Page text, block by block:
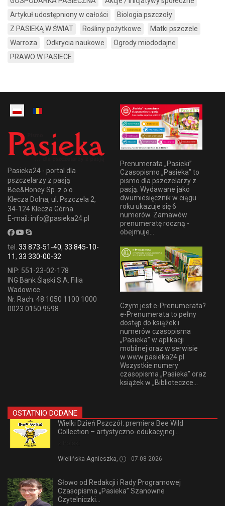
Artykuł udostępniony w całości
Biologia pszczoły
Z PASIEKĄ W ŚWIAT
Rośliny pożytkowe
Matki pszczele
Warroza
Odkrycia naukowe
Ogrody miododajne
PRAWO W PASIECE
Pasieka24 - portal dla
pszczelarzy z pasją
Bee&Honey Sp. z o.o.
Klecza Dolna, ul. Pszczela 2,
34-124 Klecza Górna
E-mail: info@pasieka24.pl
tel. 33 873-51-40, 33 845-10-
11, 33 330-00-32
NIP: 551-23-02-178
ING Bank Śląski S.A. Filia
Wadowice
Nr. Rach. 48 1050 1100 1000
0023 0150 9598
Prenumerata „Pasieki”
Czasopismo „Pasieka” to
pismo dla pszczelarzy z
pasją. Wydawane jako
dwumiesięcznik w ciągu
roku ukazuje się 6
numerów. Zamawów
prenumeratę roczną -
obejmuje...
Czym jest e-Prenumerata?
e-Prenumerata to pełny
dostęp do książek i
numerów czasopisma
„Pasieka” w aplikacji
mobilnej oraz w serwisie
w www.pasieka24.pl
Wszystkie numery
czasopisma „Pasieka” oraz
książek w „Biblioteczce...
OSTATNIO DODANE
Wielki Dzień Pszczół: premiera Bee Wild
Collection – artystyczno-edukacyjnej...
Wielińska Agnieszka, 07-08-2026
Słowo od Redakcji i Rady Programowej
Czasopisma „Pasieka” Szanowne
Czytelniczki...